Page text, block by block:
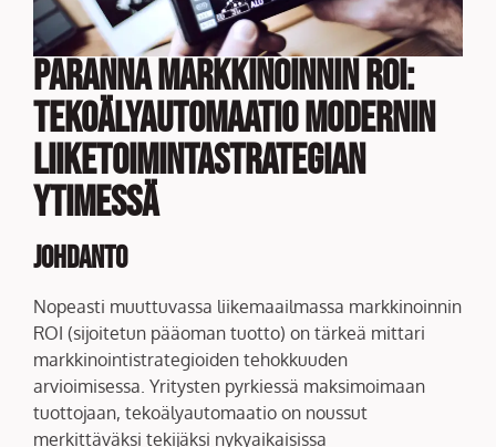
Paranna Markkinoinnin ROI:
Tekoälyautomaatio Modernin
Liiketoimintastrategian
Ytimessä
Johdanto
Nopeasti muuttuvassa liikemaailmassa markkinoinnin
ROI (sijoitetun pääoman tuotto) on tärkeä mittari
markkinointistrategioiden tehokkuuden
arvioimisessa. Yritysten pyrkiessä maksimoimaan
tuottojaan, tekoälyautomaatio on noussut
merkittäväksi tekijäksi nykyaikaisissa